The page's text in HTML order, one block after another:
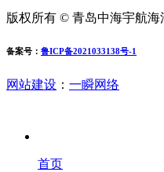
版权所有 © 青岛中海宇航海
备案号： 鲁ICP备2021033138号-1
网站建设 ： 一瞬网络
首页